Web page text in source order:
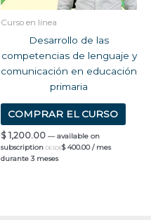
Curso en línea
Desarrollo de las
competencias de lenguaje y
comunicación en educación
primaria
COMPRAR EL CURSO
$ 1,200.00 —available on
subscription DESDE$400.00 / mes
durante 3 meses